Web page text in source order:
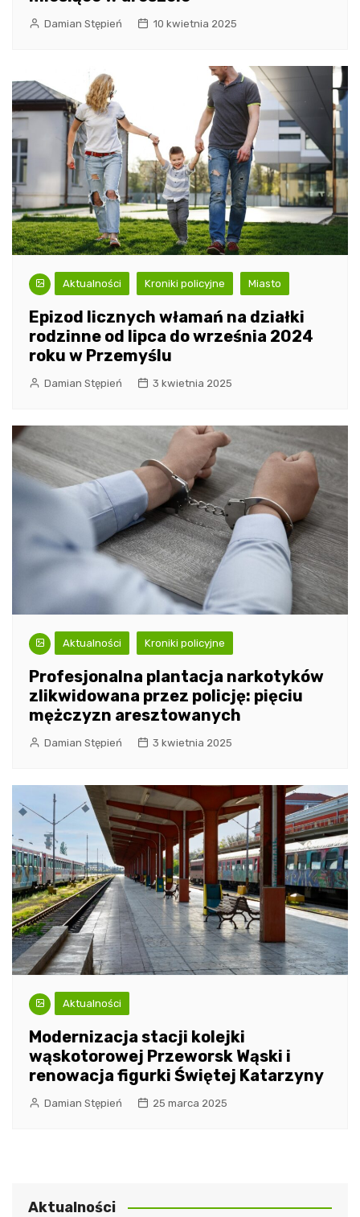
Damian Stępień 10 kwietnia 2025
Aktualności Kroniki policyjne Miasto
Epizod licznych włamań na działki
rodzinne od lipca do września 2024
roku w Przemyślu
Damian Stępień 3 kwietnia 2025
Aktualności Kroniki policyjne
Profesjonalna plantacja narkotyków
zlikwidowana przez policję: pięciu
mężczyzn aresztowanych
Damian Stępień 3 kwietnia 2025
Aktualności
Modernizacja stacji kolejki
wąskotorowej Przeworsk Wąski i
renowacja figurki Świętej Katarzyny
Damian Stępień 25 marca 2025
Aktualności